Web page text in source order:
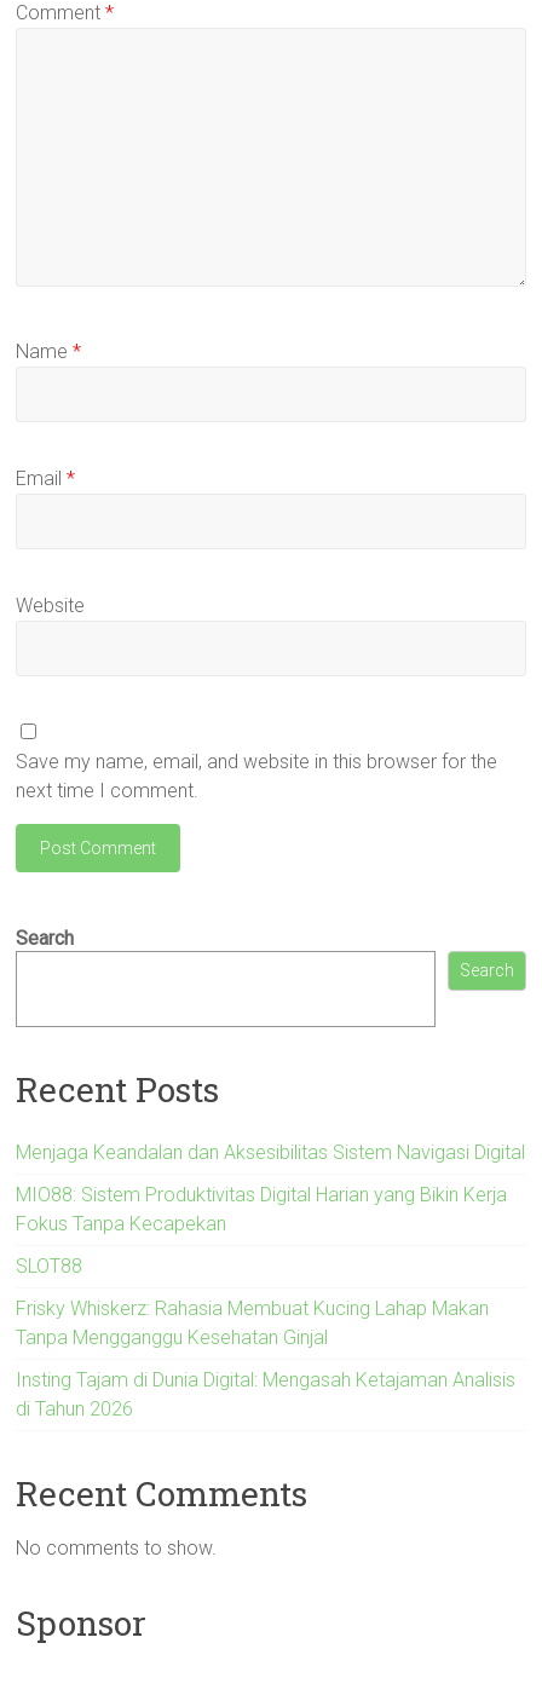
Comment*
Name*
Email*
Website
Save my name, email, and website in this browser for the
next time I comment.
Search
Search
Recent Posts
Menjaga Keandalan dan Aksesibilitas Sistem Navigasi Digital
MIO88: Sistem Produktivitas Digital Harian yang Bikin Kerja
Fokus Tanpa Kecapekan
SLOT88
Frisky Whiskerz: Rahasia Membuat Kucing Lahap Makan
Tanpa Mengganggu Kesehatan Ginjal
Insting Tajam di Dunia Digital: Mengasah Ketajaman Analisis
di Tahun 2026
Recent Comments
No comments to show.
Sponsor